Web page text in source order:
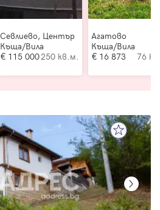
Севлиево, Център
Къща/Вила
115 000250 кв.м.
Агатово
Къща/Вила
16 873
76